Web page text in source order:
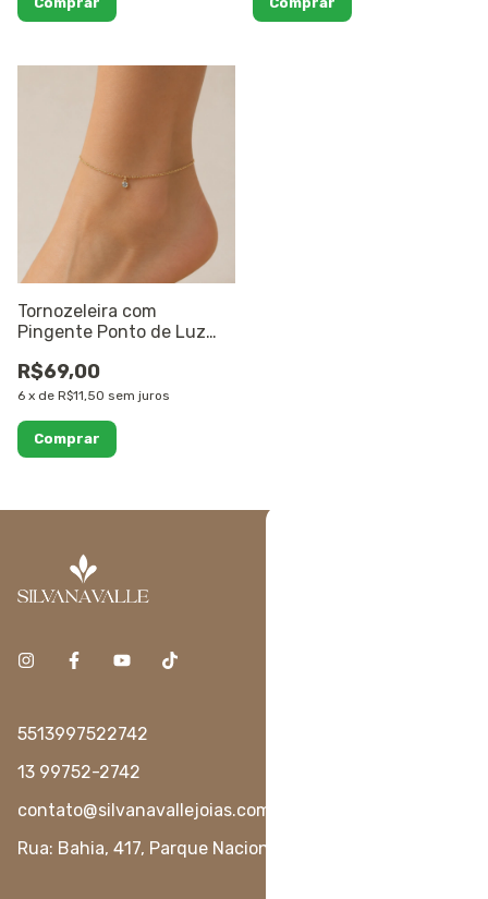
Tornozeleira com
Pingente Ponto de Luz
R$69,00
6 x de R$11,50 sem juros
5513997522742
13 99752-2742
contato@silvanavallejoias.com.br
Rua: Bahia, 417, Parque Nacional - Juquiá - São Paulo